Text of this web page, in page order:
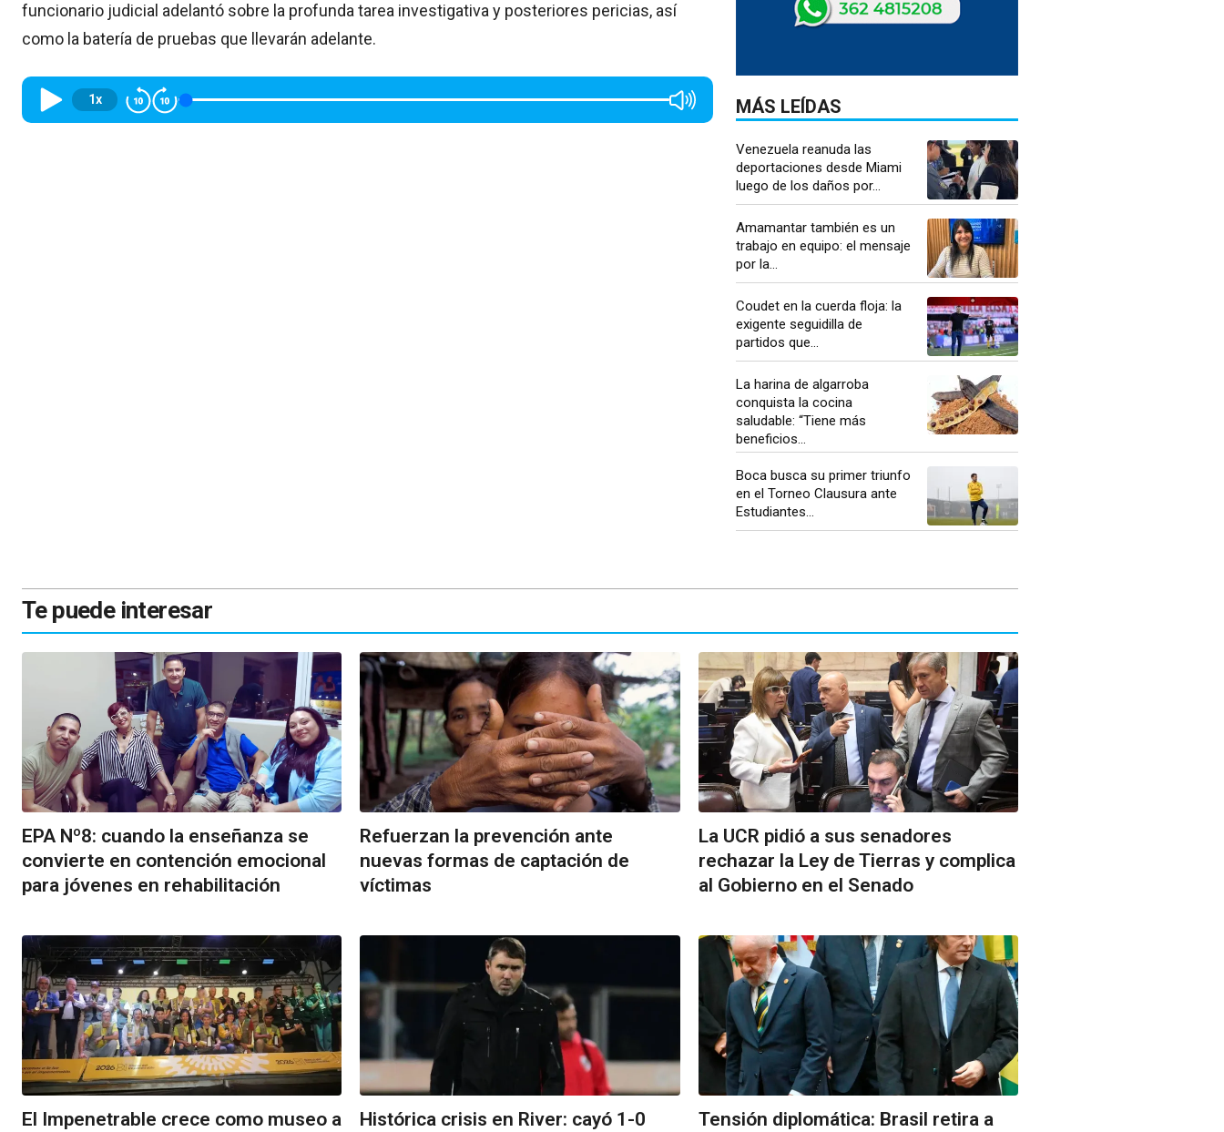
funcionario judicial adelantó sobre la profunda tarea investigativa y posteriores pericias, así
como la batería de pruebas que llevarán adelante.
1x MÁS LEÍDAS
Venezuela reanuda las
deportaciones desde Miami
luego de los daños por...
Amamantar también es un
trabajo en equipo: el mensaje
por la...
Coudet en la cuerda floja: la
exigente seguidilla de
partidos que...
La harina de algarroba
conquista la cocina
saludable: “Tiene más
beneficios...
Boca busca su primer triunfo
en el Torneo Clausura ante
Estudiantes...
Te puede interesar
EPA Nº8: cuando la enseñanza se
convierte en contención emocional
para jóvenes en rehabilitación
Refuerzan la prevención ante
nuevas formas de captación de
víctimas
La UCR pidió a sus senadores
rechazar la Ley de Tierras y complica
al Gobierno en el Senado
El Impenetrable crece como museo a Histórica crisis en River: cayó 1-0 Tensión diplomática: Brasil retira a